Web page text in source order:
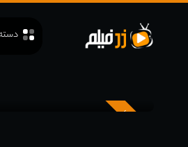
زیرنویس